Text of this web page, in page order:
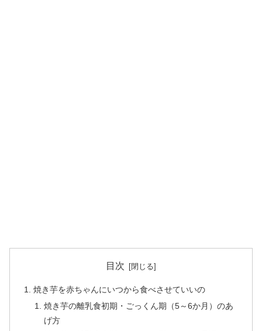
目次
焼き芋を赤ちゃんにいつから食べさせていいの
焼き芋の離乳食初期・ごっくん期（5～6か月）のあ
げ方